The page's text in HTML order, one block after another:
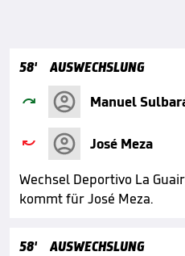
58' AUSWECHSLUNG
 Manuel

José Meza
Wechsel Deportivo La
kommt für José Meza.
58' AUSWECHSLUNG